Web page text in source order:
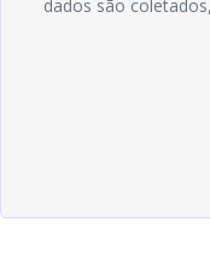
dados são